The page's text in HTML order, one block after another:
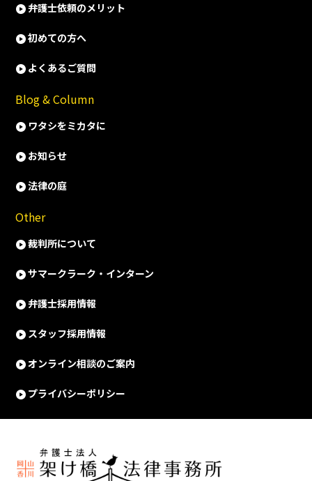
弁護士依頼のメリット
初めての方へ
よくあるご質問
Blog & Column
ワタシをミカタに
お知らせ
法律の庭
Other
裁判所について
サマークラーク・インターン
弁護士採用情報
スタッフ採用情報
オンライン相談のご案内
プライバシーポリシー